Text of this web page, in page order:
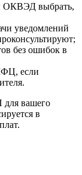
ОКВЭД выбрать,
уведомлений
без ошибок в
если
для вашего
в